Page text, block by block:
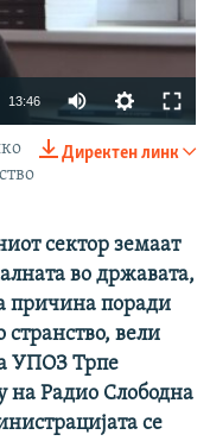
13:46
1080p
Директен линк
сектор земаат
во државата,
причина поради
странство, вели
УПОЗ Трпе
на Радио Слободна
се